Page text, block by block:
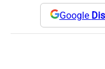
Google